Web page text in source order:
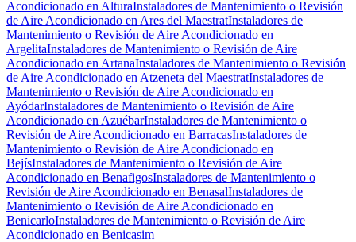
Acondicionado en AlturaInstaladores de Mantenimiento o Revisión
de Aire Acondicionado en Ares del MaestratInstaladores de
Mantenimiento o Revisión de Aire Acondicionado en
ArgelitaInstaladores de Mantenimiento o Revisión de Aire
Acondicionado en ArtanaInstaladores de Mantenimiento o Revisión
de Aire Acondicionado en Atzeneta del MaestratInstaladores de
Mantenimiento o Revisión de Aire Acondicionado en
AyódarInstaladores de Mantenimiento o Revisión de Aire
Acondicionado en AzuébarInstaladores de Mantenimiento o
Revisión de Aire Acondicionado en BarracasInstaladores de
Mantenimiento o Revisión de Aire Acondicionado en
BejísInstaladores de Mantenimiento o Revisión de Aire
Acondicionado en BenafigosInstaladores de Mantenimiento o
Revisión de Aire Acondicionado en BenasalInstaladores de
Mantenimiento o Revisión de Aire Acondicionado en
BenicarloInstaladores de Mantenimiento o Revisión de Aire
Acondicionado en Benicasim